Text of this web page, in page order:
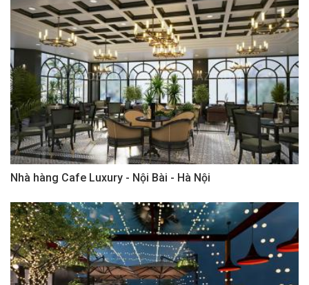
Nhà hàng Cafe Luxury - Nội Bài - Hà Nội